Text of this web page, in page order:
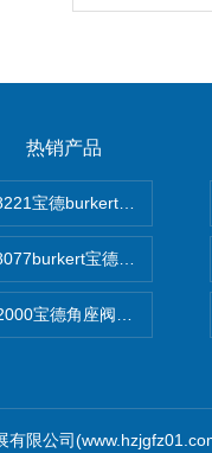
热销产品
宝德burkert电导率探头
宝德椭圆齿轮脉
宝德角座阀德国宝帝
限公司